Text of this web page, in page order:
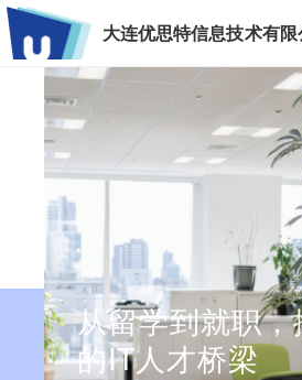
大连优思特信息技术有限
从留学到就职
的IT人才桥梁